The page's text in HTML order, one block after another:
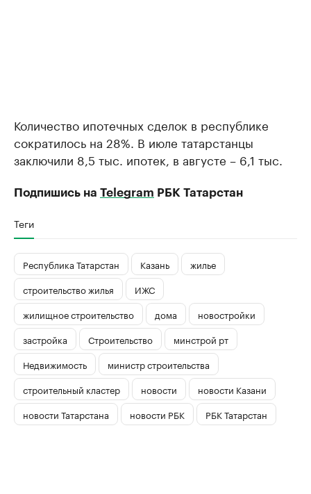
Количество ипотечных сделок в республике
сократилось на 28%. В июле татарстанцы
заключили 8,5 тыс. ипотек, в августе – 6,1 тыс.
Подпишись на Telegram РБК Татарстан
Теги
Республика Татарстан Казань
жилье
строительство жилья
ИЖС
жилищное строительство
дома
новостройки
застройка
Строительство
минстрой рт
Недвижимость
министр строительства
строительный кластер
новости
новости Казани
новости Татарстана
новости РБК РБК Татарстан